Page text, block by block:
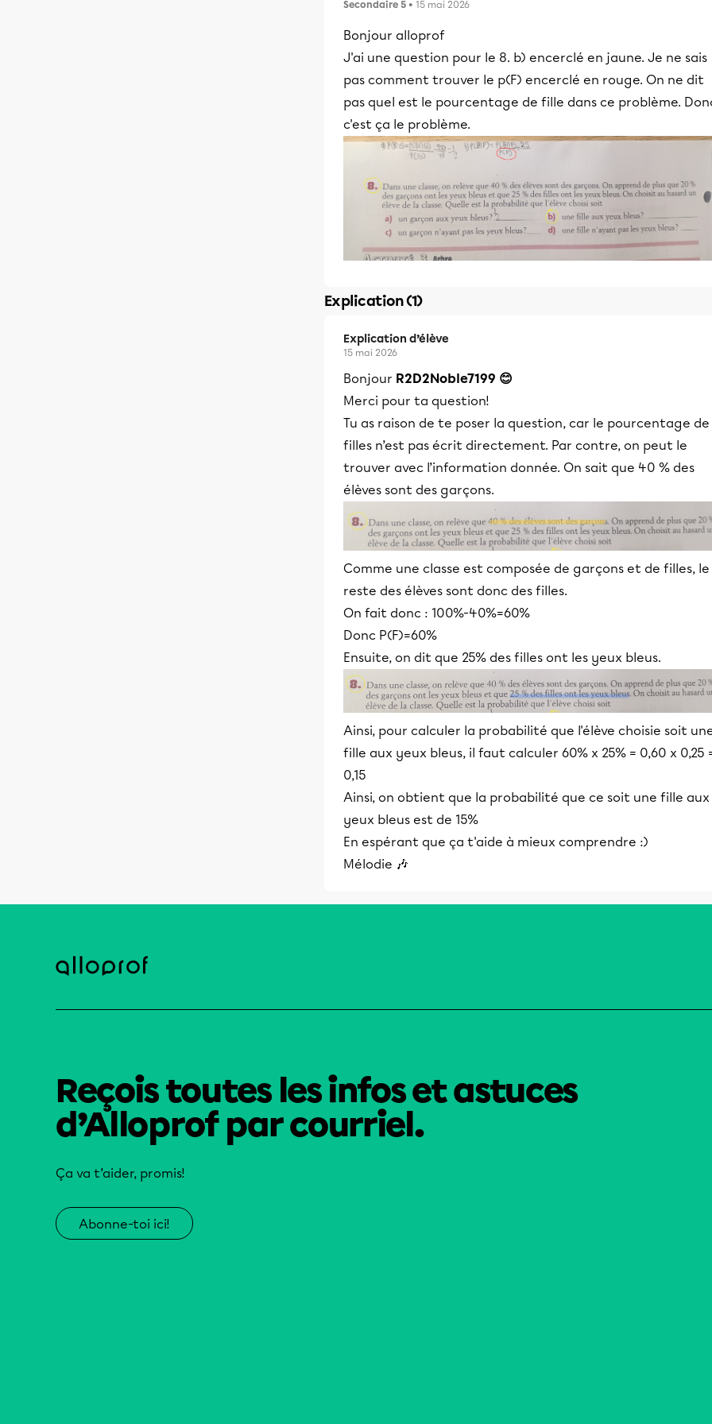
Secondaire 5 • 15 mai 2026
Bonjour alloprof
J'ai une question pour le 8. b) encerclé en jaune. Je ne sais
pas comment trouver le p(F) encerclé en rouge. On ne dit
pas quel est le pourcentage de fille dans ce problème.
c'est ça le problème.
Explication (1)
Explication d’élève
15 mai 2026
Bonjour R2D2Noble7199 😊
Merci pour ta question!
Tu as raison de te poser la question, car le pourcentage de
filles n’est pas écrit directement. Par contre, on peut le
trouver avec l’information donnée. On sait que 40 % des
élèves sont des garçons.
Comme une classe est composée de garçons et de filles, le
reste des élèves sont donc des filles.
On fait donc : 100%-40%=60%
Donc P(F)=60%
Ensuite, on dit que 25% des filles ont les yeux bleus.
Ainsi, pour calculer la probabilité que l'élève choisie soit
fille aux yeux bleus, il faut calculer 60% x 25% = 0,60 x 0,25
0,15
Ainsi, on obtient que la probabilité que ce soit une fille aux
yeux bleus est de 15%
En espérant que ça t'aide à mieux comprendre :)
Mélodie 🎶
Reçois toutes les infos et astuces
d’Alloprof par courriel.
Ça va t’aider, promis!
Abonne-toi ici!